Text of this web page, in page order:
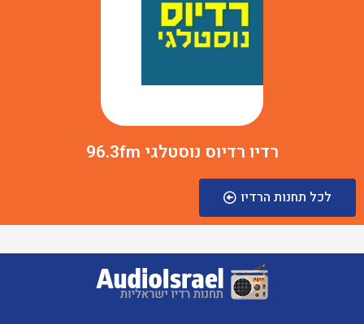
רדיו רדיוס נוסטלגי 96.3fm
לכל תחנות הרדיו